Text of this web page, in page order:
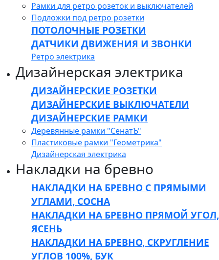
Рамки для ретро розеток и выключателей
Подложки под ретро розетки
ПОТОЛОЧНЫЕ РОЗЕТКИ
ДАТЧИКИ ДВИЖЕНИЯ И ЗВОНКИ
Ретро электрика
Дизайнерская электрика
ДИЗАЙНЕРСКИЕ РОЗЕТКИ
ДИЗАЙНЕРСКИЕ ВЫКЛЮЧАТЕЛИ
ДИЗАЙНЕРСКИЕ РАМКИ
Деревянные рамки "СенатЪ"
Пластиковые рамки "Геометрика"
Дизайнерская электрика
Накладки на бревно
НАКЛАДКИ НА БРЕВНО С ПРЯМЫМИ
УГЛАМИ, СОСНА
НАКЛАДКИ НА БРЕВНО ПРЯМОЙ УГОЛ,
ЯСЕНЬ
НАКЛАДКИ НА БРЕВНО, СКРУГЛЕНИЕ
УГЛОВ 100%, БУК